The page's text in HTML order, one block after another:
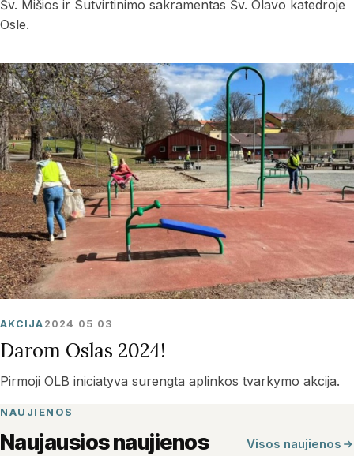
Šv. Mišios ir Sutvirtinimo sakramentas Šv. Olavo katedroje
Osle.
AKCIJA 2024 05 03
Darom Oslas 2024!
Pirmoji OLB iniciatyva surengta aplinkos tvarkymo akcija.
NAUJIENOS
Naujausios naujienos Visos naujienos